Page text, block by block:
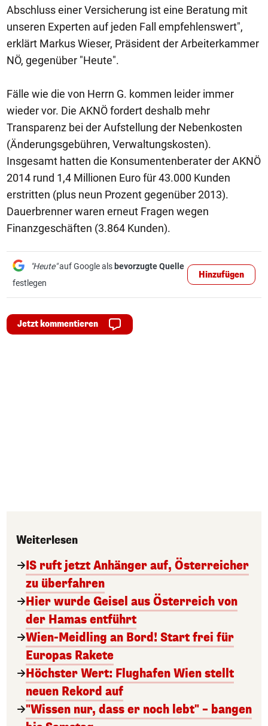
Abschluss einer Versicherung ist eine Beratung mit
unseren Experten auf jeden Fall empfehlenswert",
erklärt Markus Wieser, Präsident der Arbeiterkammer
NÖ, gegenüber "Heute".
Fälle wie die von Herrn G. kommen leider immer
wieder vor. Die AKNÖ fordert deshalb mehr
Transparenz bei der Aufstellung der Nebenkosten
(Änderungsgebühren, Verwaltungskosten).
Insgesamt hatten die Konsumentenberater der AKNÖ
2014 rund 1,4 Millionen Euro für 43.000 Kunden
erstritten (plus neun Prozent gegenüber 2013).
Dauerbrenner waren erneut Fragen wegen
Finanzgeschäften (3.864 Kunden).
"Heute"auf Google als bevorzugte Quelle
festlegen
Hinzufügen
Jetzt kommentieren
Weiterlesen
IS ruft jetzt Anhänger auf, Österreicher
zu überfahren
Hier wurde Geisel aus Österreich von
der Hamas entführt
Wien-Meidling an Bord! Start frei für
Europas Rakete
Höchster Wert: Flughafen Wien stellt
neuen Rekord auf
"Wissen nur, dass er noch lebt" – bangen